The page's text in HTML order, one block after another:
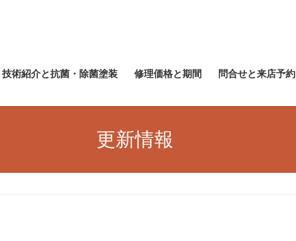
技術紹介と抗菌・除菌塗装 修理価格と期間 問合せと来店予約
更新情報